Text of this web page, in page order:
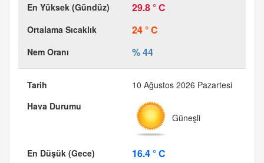
29.8 ° C
24 ° C
% 44
10 Ağustos 2026 Pazartesi
Güneşli
16.4 ° C